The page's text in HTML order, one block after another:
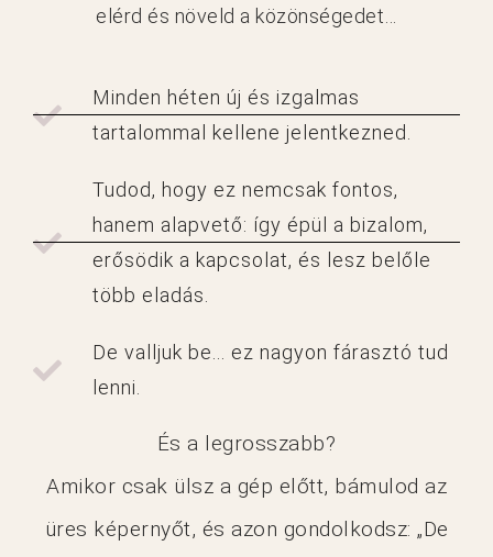
elérd és növeld a közönségedet…
Minden héten új és izgalmas
tartalommal kellene jelentkezned.
Tudod, hogy ez nemcsak fontos,
hanem alapvető: így épül a bizalom,
erősödik a kapcsolat, és lesz belőle
több eladás.
De valljuk be... ez nagyon fárasztó tud
lenni.
És a legrosszabb?
Amikor csak ülsz a gép előtt, bámulod az
üres képernyőt, és azon gondolkodsz: „De